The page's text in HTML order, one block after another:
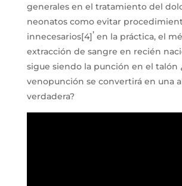
generales en el tratamiento del
neonatos como evitar
innecesarios[4]
,
en la práctica, el
extracción de sangre en recién
sigue siendo la punción en el talón
venopunción se convertirá en una
verdadera?